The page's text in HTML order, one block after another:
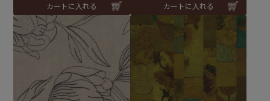
カートに入れる カートに入れる